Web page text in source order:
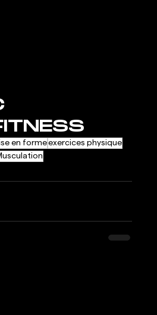
en formeexercices physique